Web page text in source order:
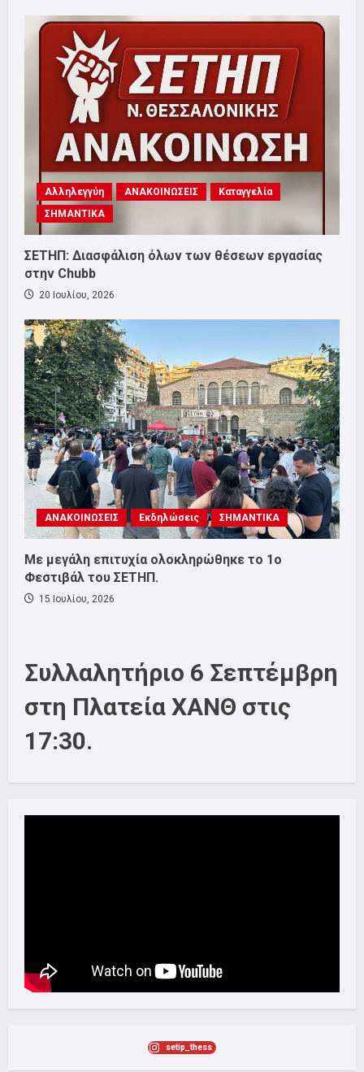
Αλληλεγγύη ΑΝΑΚΟΙΝΩΣΕΙΣ
Καταγγελία
ΣΗΜΑΝΤΙΚΑ
ΣΕΤΗΠ: Διασφάλιση όλων των θέσεων εργασίας
στην Chubb
20 Ιουλίου, 2026
ΑΝΑΚΟΙΝΩΣΕΙΣ Εκδηλώσεις ΣΗΜΑΝΤΙΚΑ
Με μεγάλη επιτυχία ολοκληρώθηκε το 1ο
Φεστιβάλ του ΣΕΤΗΠ.
15 Ιουλίου, 2026
Συλλαλητήριο 6 Σεπτέμβρη
στη Πλατεία ΧΑΝΘ στις
17:30.
setip_thess